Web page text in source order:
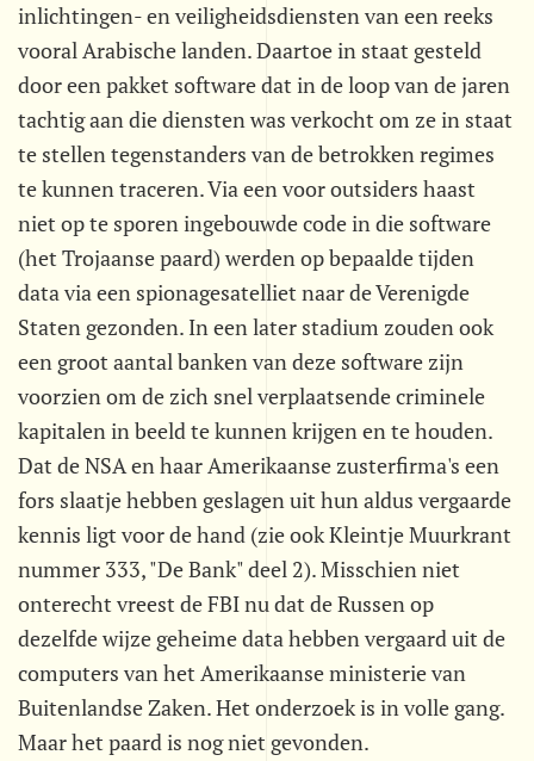
inlichtingen- en veiligheidsdiensten van een reeks
vooral Arabische landen. Daartoe in staat gesteld
door een pakket software dat in de loop van de jaren
tachtig aan die diensten was verkocht om ze in staat
te stellen tegenstanders van de betrokken regimes
te kunnen traceren. Via een voor outsiders haast
niet op te sporen ingebouwde code in die software
(het Trojaanse paard) werden op bepaalde tijden
data via een spionagesatelliet naar de Verenigde
Staten gezonden. In een later stadium zouden ook
een groot aantal banken van deze software zijn
voorzien om de zich snel verplaatsende criminele
kapitalen in beeld te kunnen krijgen en te houden.
Dat de NSA en haar Amerikaanse zusterfirma's een
fors slaatje hebben geslagen uit hun aldus vergaarde
kennis ligt voor de hand (zie ook Kleintje Muurkrant
nummer 333, "De Bank" deel 2). Misschien niet
onterecht vreest de FBI nu dat de Russen op
dezelfde wijze geheime data hebben vergaard uit de
computers van het Amerikaanse ministerie van
Buitenlandse Zaken. Het onderzoek is in volle gang.
Maar het paard is nog niet gevonden.